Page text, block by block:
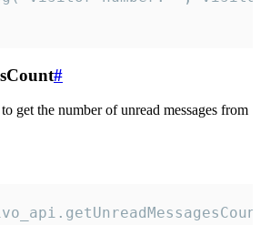
#
get the number of unread messages from